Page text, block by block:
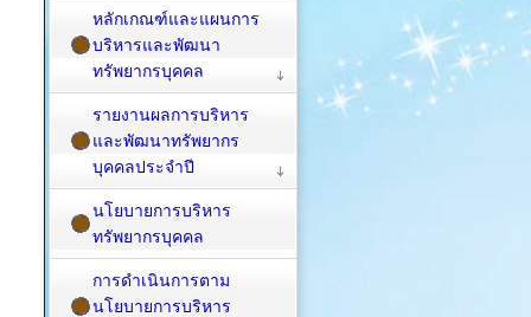
หลักเกณฑ์และแผนการ
บริหารและพัฒนา
ทรัพยากรบุคคล
รายงานผลการบริหาร
และพัฒนาทรัพยากร
บุคคลประจำปี
นโยบายการบริหาร
ทรัพยากรบุคคล
การดำเนินการตาม
นโยบายการบริหาร